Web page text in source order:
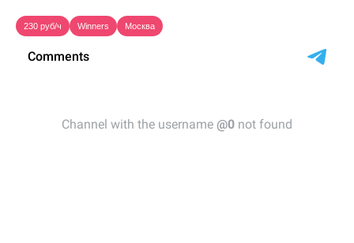
230 руб/ч Winners Москва